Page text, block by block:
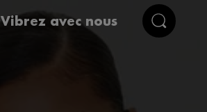
Vibrez avec nous